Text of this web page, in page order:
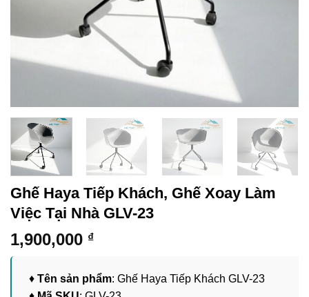
Ghế Haya Tiếp Khách, Ghế Xoay Làm
Việc Tại Nhà GLV-23
1,900,000 ₫
♦ Tên sản phẩm: Ghế Haya Tiếp Khách GLV-23